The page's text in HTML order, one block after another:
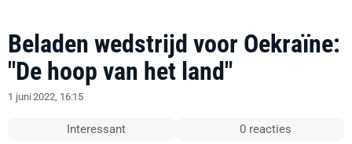
Beladen wedstrijd voor Oekraïne:
"De hoop van het land"
1 juni 2022, 16:15
Interessant 0 reacties